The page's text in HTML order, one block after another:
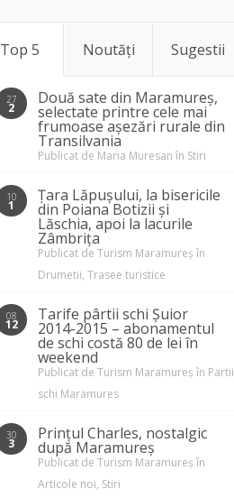
Top 5 Noutăți Sugestii
27
2
Două sate din Maramureș,
selectate printre cele mai
frumoase așezări rurale din
Transilvania
Publicat de Maria Muresan în Stiri
10
1
Țara Lăpușului, la bisericile
din Poiana Botizii și
Lăschia, apoi la lacurile
Zâmbrița
Publicat de Turism Maramureș în
Drumetii, Trasee turistice
08
12
Tarife pârtii schi Șuior
2014-2015 – abonamentul
de schi costă 80 de lei în
weekend
Publicat de Turism Maramureș în Partii
schi Maramures
30
3
Prințul Charles, nostalgic
după Maramureș
Publicat de Turism Maramureș în
Articole noi, Stiri